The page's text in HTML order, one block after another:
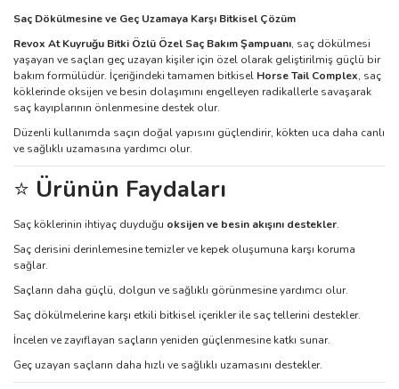
Saç Dökülmesine ve Geç Uzamaya Karşı Bitkisel Çözüm
Revox At Kuyruğu Bitki Özlü Özel Saç Bakım Şampuanı, saç dökülmesi
yaşayan ve saçları geç uzayan kişiler için özel olarak geliştirilmiş güçlü bir
bakım formülüdür. İçeriğindeki tamamen bitkisel Horse Tail Complex, saç
köklerinde oksijen ve besin dolaşımını engelleyen radikallerle savaşarak
saç kayıplarının önlenmesine destek olur.
Düzenli kullanımda saçın doğal yapısını güçlendirir, kökten uca daha canlı
ve sağlıklı uzamasına yardımcı olur.
⭐ Ürünün Faydaları
Saç köklerinin ihtiyaç duyduğu oksijen ve besin akışını destekler.
Saç derisini derinlemesine temizler ve kepek oluşumuna karşı koruma
sağlar.
Saçların daha güçlü, dolgun ve sağlıklı görünmesine yardımcı olur.
Saç dökülmelerine karşı etkili bitkisel içerikler ile saç tellerini destekler.
İncelen ve zayıflayan saçların yeniden güçlenmesine katkı sunar.
Geç uzayan saçların daha hızlı ve sağlıklı uzamasını destekler.